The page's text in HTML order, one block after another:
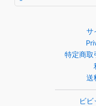
サ
特定商取
送
ビビ